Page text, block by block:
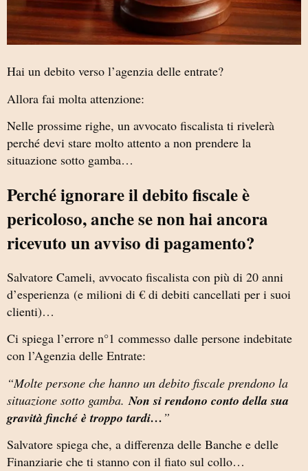
Hai un debito verso l’agenzia delle entrate?
Allora fai molta attenzione:
Nelle prossime righe, un avvocato fiscalista ti rivelerà
perché devi stare molto attento a non prendere la
situazione sotto gamba…
Perché ignorare il debito fiscale è
pericoloso, anche se non hai ancora
ricevuto un avviso di pagamento?
Salvatore Cameli, avvocato fiscalista con più di 20 anni
d’esperienza (e milioni di € di debiti cancellati per i suoi
clienti)…
Ci spiega l’errore n°1 commesso dalle persone indebitate
con l’Agenzia delle Entrate:
“Molte persone che hanno un debito fiscale prendono la
situazione sotto gamba.Non si rendono conto della sua
gravità finché è troppo tardi… ”
Salvatore spiega che, a differenza delle Banche e delle
Finanziarie che ti stanno con il fiato sul collo…